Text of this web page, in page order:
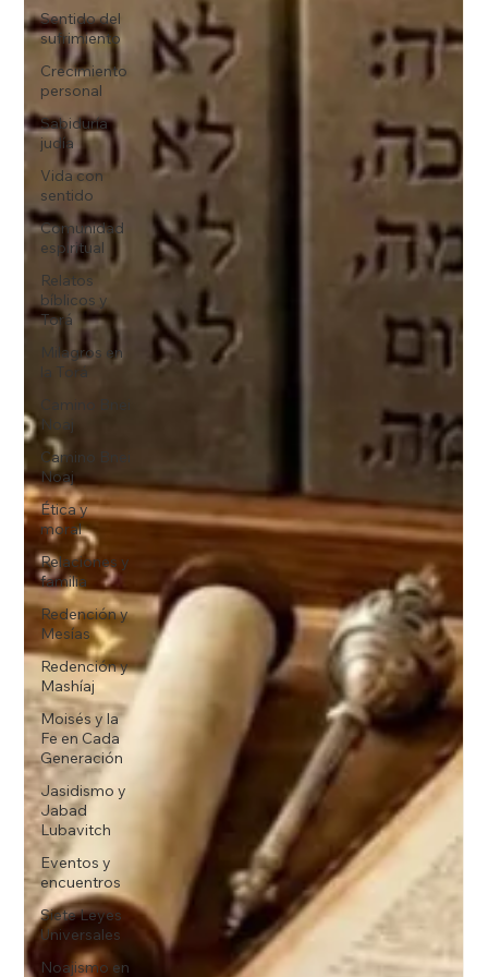
Sentido del
sufrimiento
Crecimiento
personal
Sabiduría
judía
Vida con
sentido
Comunidad
espiritual
Relatos
bíblicos y
Torá
Milagros en
la Torá
Camino Bnei
Noaj
Camino Bnei
Noaj
Ética y
moral
Relaciones y
familia
Redención y
Mesías
Redención y
Mashíaj
Moisés y la
Fe en Cada
Generación
Jasidismo y
Jabad
Lubavitch
Eventos y
encuentros
Siete Leyes
Universales
Noajismo en